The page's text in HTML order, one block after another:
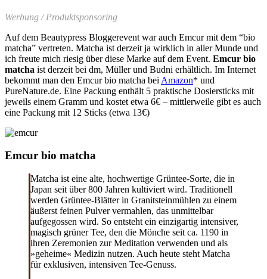
Werbung / Produktsponsoring
Auf dem Beautypress Bloggerevent war auch Emcur mit dem “bio
matcha” vertreten. Matcha ist derzeit ja wirklich in aller Munde und
ich freute mich riesig über diese Marke auf dem Event. Emcur bio
matcha ist derzeit bei dm, Müller und Budni erhältlich. Im Internet
bekommt man den Emcur bio matcha bei Amazon* und
PureNature.de. Eine Packung enthält 5 praktische Dosiersticks mit
jeweils einem Gramm und kostet etwa 6€ – mittlerweile gibt es auch
eine Packung mit 12 Sticks (etwa 13€)
Emcur bio matcha
Matcha ist eine alte, hochwertige Grüntee-Sorte, die in
Japan seit über 800 Jahren kultiviert wird. Traditionell
werden Grüntee-Blätter in Granitsteinmühlen zu einem
äußerst feinen Pulver vermahlen, das unmittelbar
aufgegossen wird. So entsteht ein einzigartig intensiver,
magisch grüner Tee, den die Mönche seit ca. 1190 in
ihren Zeremonien zur Meditation verwenden und als
»geheime« Medizin nutzen. Auch heute steht Matcha
für exklusiven, intensiven Tee-Genuss.